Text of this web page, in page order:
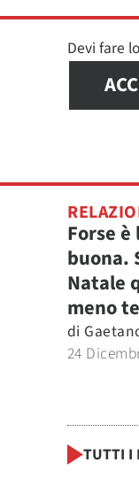
Devi fare
Forse
buona.
Natale
meno
di
24
TUTTI I